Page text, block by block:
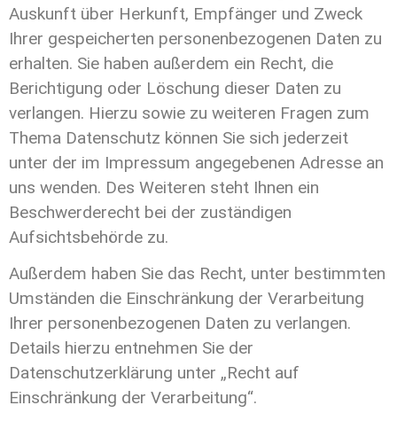
Auskunft über Herkunft, Empfänger und Zweck
Ihrer gespeicherten personenbezogenen Daten zu
erhalten. Sie haben außerdem ein Recht, die
Berichtigung oder Löschung dieser Daten zu
verlangen. Hierzu sowie zu weiteren Fragen zum
Thema Datenschutz können Sie sich jederzeit
unter der im Impressum angegebenen Adresse an
uns wenden. Des Weiteren steht Ihnen ein
Beschwerderecht bei der zuständigen
Aufsichtsbehörde zu.
Außerdem haben Sie das Recht, unter bestimmten
Umständen die Einschränkung der Verarbeitung
Ihrer personenbezogenen Daten zu verlangen.
Details hierzu entnehmen Sie der
Datenschutzerklärung unter „Recht auf
Einschränkung der Verarbeitung“.